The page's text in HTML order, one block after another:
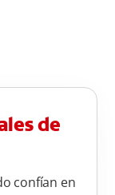
de
confían en